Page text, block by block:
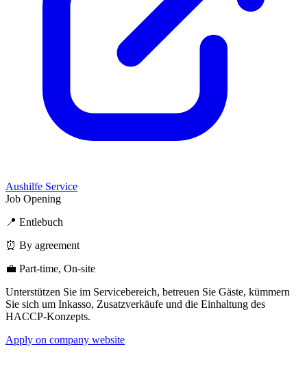
Aushilfe Service
Job Opening
📍 Entlebuch
⏰ By agreement
💼 Part-time, On-site
Unterstützen Sie im Servicebereich, betreuen Sie Gäste, kümmern
Sie sich um Inkasso, Zusatzverkäufe und die Einhaltung des
HACCP-Konzepts.
Apply on company website